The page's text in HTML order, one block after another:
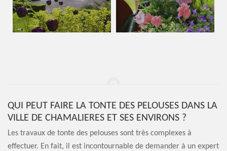
QUI PEUT FAIRE LA TONTE DES PELOUSES DANS LA
VILLE DE CHAMALIERES ET SES ENVIRONS ?
Les travaux de tonte des pelouses sont très complexes à
effectuer. En fait, il est incontournable de demander à un expert